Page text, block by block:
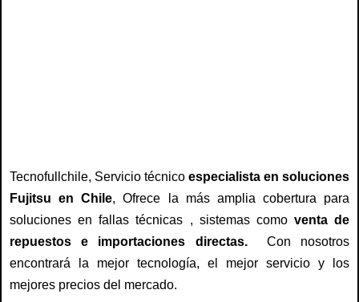
Tecnofullchile, Servicio técnico especialista en soluciones
Fujitsu en Chile, Ofrece la más amplia cobertura para
soluciones en fallas técnicas , sistemas como venta de
repuestos e importaciones directas. Con nosotros
encontrará la mejor tecnología, el mejor servicio y los
mejores precios del mercado.